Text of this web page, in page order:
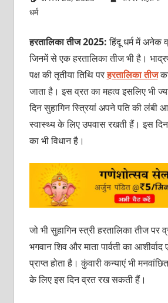
धर्म
हरत‍ालिका तीज 2025:हिंदू धर्म में अनेक
जिनमें से एक हरतालिका तीज भी है।
पक्ष की तृतीया तिथि परहरतालिका तीज
जाता है। इस व्रत का महत्‍व इसलिए भी
दिन सुहागिन स्त्रियां अपने पति की लंबी
स्‍वास्‍थ्‍य के लिए उपवास रखती हैं। इस
का भी विधान है।
जो भी सुहागिन स्‍त्री हरतालिका तीज पर
भगवान शिव और माता पार्वती का
प्राप्‍त होता है। कुंवारी कन्‍याएं भी
के लिए इस दिन व्रत रख सकती हैं।